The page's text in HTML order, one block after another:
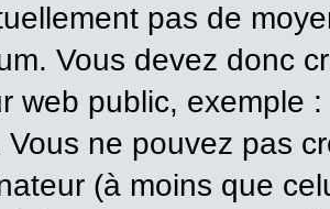
pas de
Vous devez donc
web public, exemple
Vous ne pouvez pas
(à moins que